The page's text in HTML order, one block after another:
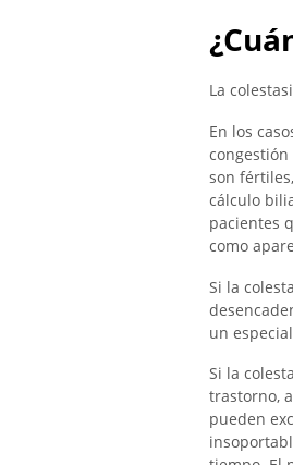
La
En los
son
cálculo
pacientes
como
Si la
un
Si la
trastorno,
pueden